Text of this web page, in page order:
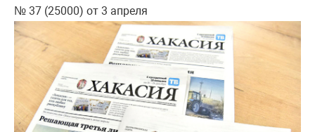
№ 37 (25000) от 3 апреля